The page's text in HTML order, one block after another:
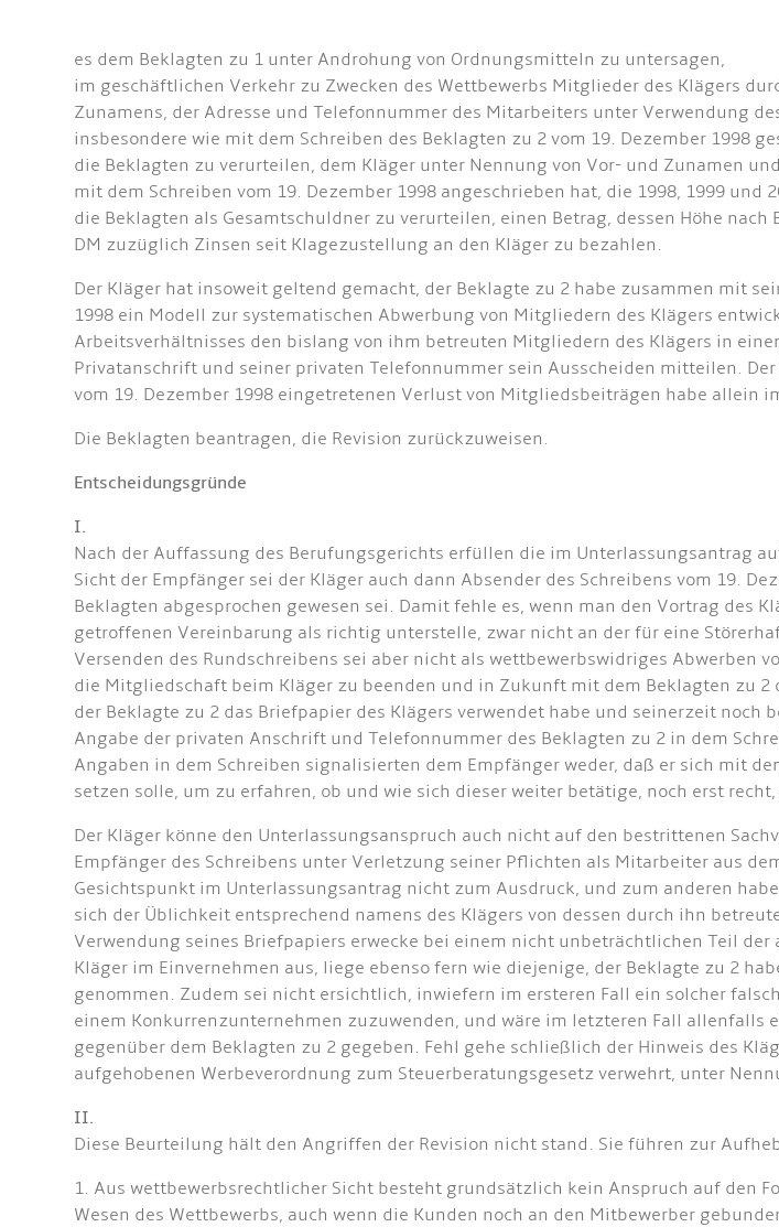
es dem Beklagten zu 1 unter Androhung von Ordnungsmitteln zu untersagen,
im geschäftlichen Verkehr zu Zwecken des Wettbewerbs Mitglieder des Klägers
Zunamens, der Adresse und Telefonnummer des Mitarbeiters unter Verwendung
insbesondere wie mit dem Schreiben des Beklagten zu 2 vom 19. Dezember 1998
die Beklagten zu verurteilen, dem Kläger unter Nennung von Vor- und Zunamen
mit dem Schreiben vom 19. Dezember 1998 angeschrieben hat, die 1998, 1999
die Beklagten als Gesamtschuldner zu verurteilen, einen Betrag, dessen Höhe
DM zuzüglich Zinsen seit Klagezustellung an den Kläger zu bezahlen.
Der Kläger hat insoweit geltend gemacht, der Beklagte zu 2 habe zusammen mit
1998 ein Modell zur systematischen Abwerbung von Mitgliedern des Klägers
Arbeitsverhältnisses den bislang von ihm betreuten Mitgliedern des Klägers in
Privatanschrift und seiner privaten Telefonnummer sein Ausscheiden mitteilen.
vom 19. Dezember 1998 eingetretenen Verlust von Mitgliedsbeiträgen habe allein
Die Beklagten beantragen, die Revision zurückzuweisen.
Entscheidungsgründe
I.
Nach der Auffassung des Berufungsgerichts erfüllen die im Unterlassungsantrag
Sicht der Empfänger sei der Kläger auch dann Absender des Schreibens vom 19.
Beklagten abgesprochen gewesen sei. Damit fehle es, wenn man den Vortrag des
getroffenen Vereinbarung als richtig unterstelle, zwar nicht an der für eine
Versenden des Rundschreibens sei aber nicht als wettbewerbswidriges Abwerben
die Mitgliedschaft beim Kläger zu beenden und in Zukunft mit dem Beklagten zu
der Beklagte zu 2 das Briefpapier des Klägers verwendet habe und seinerzeit
Angabe der privaten Anschrift und Telefonnummer des Beklagten zu 2 in dem
Angaben in dem Schreiben signalisierten dem Empfänger weder, daß er sich mit
setzen solle, um zu erfahren, ob und wie sich dieser weiter betätige, noch erst
Der Kläger könne den Unterlassungsanspruch auch nicht auf den bestrittenen
Empfänger des Schreibens unter Verletzung seiner Pflichten als Mitarbeiter aus
Gesichtspunkt im Unterlassungsantrag nicht zum Ausdruck, und zum anderen
sich der Üblichkeit entsprechend namens des Klägers von dessen durch ihn
Verwendung seines Briefpapiers erwecke bei einem nicht unbeträchtlichen Teil
Kläger im Einvernehmen aus, liege ebenso fern wie diejenige, der Beklagte zu 2
genommen. Zudem sei nicht ersichtlich, inwiefern im ersteren Fall ein solcher
einem Konkurrenzunternehmen zuzuwenden, und wäre im letzteren Fall allenfalls
gegenüber dem Beklagten zu 2 gegeben. Fehl gehe schließlich der Hinweis des
aufgehobenen Werbeverordnung zum Steuerberatungsgesetz verwehrt, unter
II.
Diese Beurteilung hält den Angriffen der Revision nicht stand. Sie führen zur
1. Aus wettbewerbsrechtlicher Sicht besteht grundsätzlich kein Anspruch auf den
Wesen des Wettbewerbs, auch wenn die Kunden noch an den Mitbewerber